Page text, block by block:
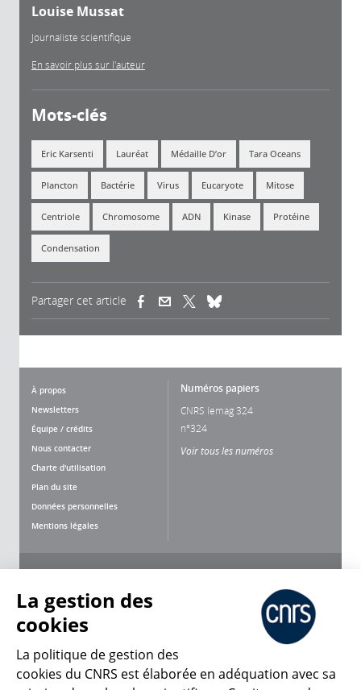
Louise Mussat
Journaliste scientifique
En savoir plus sur l'auteur
Mots-clés
Eric Karsenti Lauréat Médaille D’or Tara Oceans
Plancton Bactérie Virus Eucaryote Mitose
Centriole Chromosome ADN Kinase Protéine
Condensation
Partager cet article (link is external)(link is external)
À propos
Newsletters
Équipe / crédits
Nous contacter
Charte d'utilisation
Plan du site
Données personnelles
Mentions légales
Numéros papiers
CNRS lemag 324
n°324
Voir tous les numéros
La gestion des
cookies
La politique de gestion des
cookies du CNRS est élaborée en adéquation avec sa